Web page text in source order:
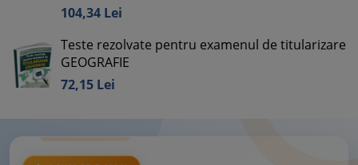
104,34 Lei
Teste rezolvate pentru examenul de titularizare
GEOGRAFIE
72,15 Lei